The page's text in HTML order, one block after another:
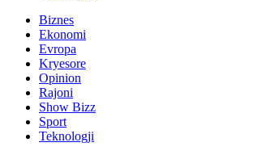
Biznes
Ekonomi
Evropa
Kryesore
Opinion
Rajoni
Show Bizz
Sport
Teknologji